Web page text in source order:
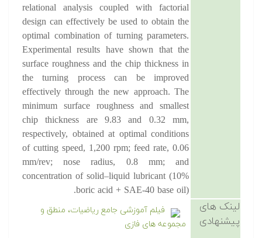
relational analysis coupled with factorial
design can effectively be used to obtain the
optimal combination of turning parameters.
Experimental results have shown that the
surface roughness and the chip thickness in
the turning process can be improved
effectively through the new approach. The
minimum surface roughness and smallest
chip thickness are 9.83 and 0.32 mm,
respectively, obtained at optimal conditions
of cutting speed, 1,200 rpm; feed rate, 0.06
mm/rev; nose radius, 0.8 mm; and
concentration of solid–liquid lubricant (10%
boric acid + SAE-40 base oil).
لینک های
پیشنهادی
فیلم آموزشی جامع ریاضیات، منطق و
مجموعه های فازی